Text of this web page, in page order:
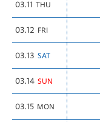
03.11 THU
03.12 FRI
03.13 SAT
03.14 SUN
03.15 MON